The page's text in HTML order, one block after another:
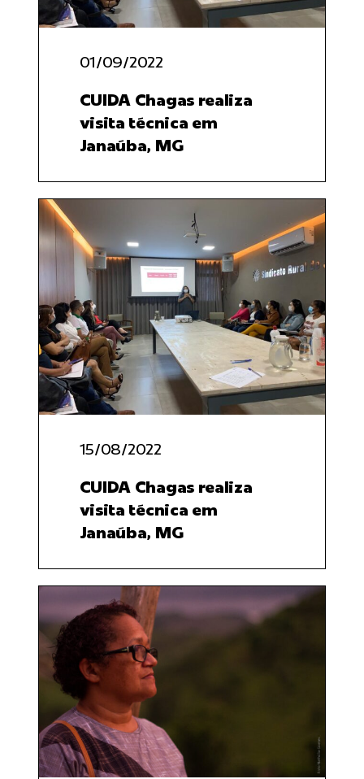
01/09/2022
CUIDA Chagas realiza
visita técnica em
Janaúba, MG
15/08/2022
CUIDA Chagas realiza
visita técnica em
Janaúba, MG